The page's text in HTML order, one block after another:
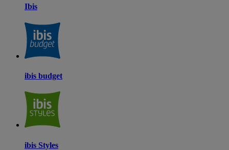
Ibis
ibis budget
ibis Styles